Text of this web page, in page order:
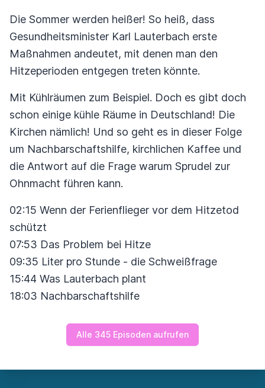
Die Sommer werden heißer! So heiß, dass
Gesundheitsminister Karl Lauterbach erste
Maßnahmen andeutet, mit denen man den
Hitzeperioden entgegen treten könnte.
Mit Kühlräumen zum Beispiel. Doch es gibt doch
schon einige kühle Räume in Deutschland! Die
Kirchen nämlich! Und so geht es in dieser Folge
um Nachbarschaftshilfe, kirchlichen Kaffee und
die Antwort auf die Frage warum Sprudel zur
Ohnmacht führen kann.
02:15 Wenn der Ferienflieger vor dem Hitzetod
schützt
07:53 Das Problem bei Hitze
09:35 Liter pro Stunde - die Schweißfrage
15:44 Was Lauterbach plant
18:03 Nachbarschaftshilfe
Alle 345 Episoden aufrufen